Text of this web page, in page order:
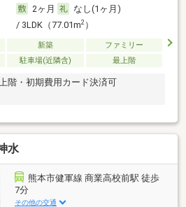
2ヶ月
なし(1ヶ月)
/ 3LDK（77.01m2）
新築
ファミリー
駐車場(近隣含) 最上階
階・初期費用カード決済可
水
熊本市健軍線 商業高校前駅 徒歩
7分
その他の交通